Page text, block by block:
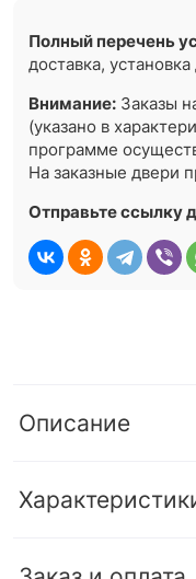
Полный перечень
доставка,
Внимание: Заказы
(указано в
программе
На заказные двери
Отправьте ссылку
Описание